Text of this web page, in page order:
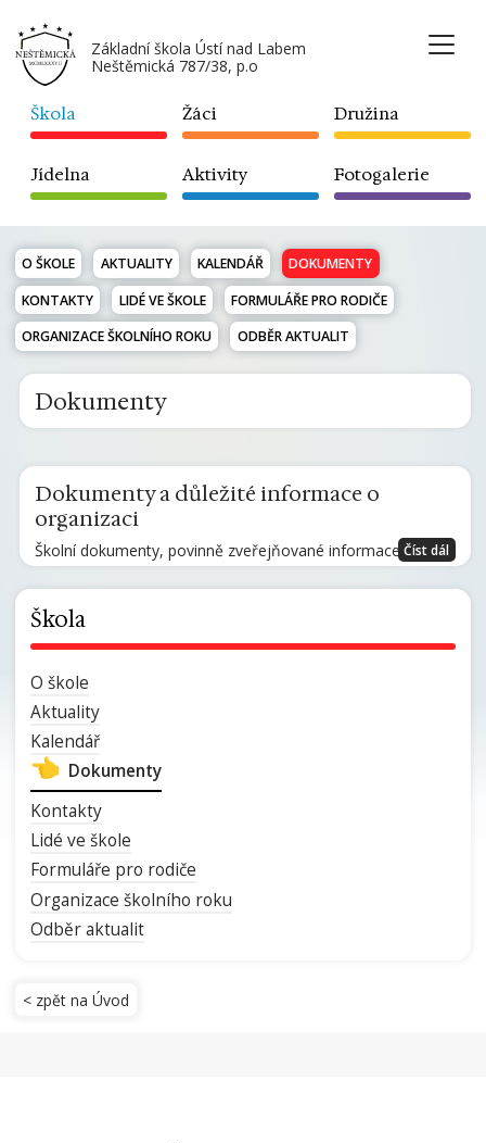
Základní škola Ústí nad Labem
Neštěmická 787/38, p.o
Škola Žáci Družina
Jídelna Aktivity Fotogalerie
O ŠKOLE AKTUALITY KALENDÁŘ
DOKUMENTY
KONTAKTY
LIDÉ VE ŠKOLE
FORMULÁŘE PRO RODIČE
ORGANIZACE ŠKOLNÍHO ROKU
ODBĚR AKTUALIT
Dokumenty
Dokumenty a důležité informace o
organizaci
Školní dokumenty, povinně zveřejňované informace.Číst dál
Škola
O škole
Aktuality
Kalendář
Dokumenty
Kontakty
Lidé ve škole
Formuláře pro rodiče
Organizace školního roku
Odběr aktualit
< zpět na Úvod